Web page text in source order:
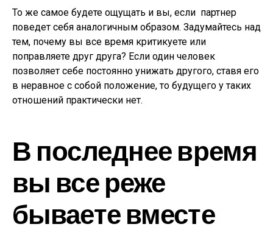
То же самое будете ощущать и вы, если партнер
поведет себя аналогичным образом. Задумайтесь над
тем, почему вы все время критикуете или
поправляете друг друга? Если один человек
позволяет себе постоянно унижать другого, ставя его
в неравное с собой положение, то будущего у таких
отношений практически нет.
В последнее время
вы все реже
бываете вместе